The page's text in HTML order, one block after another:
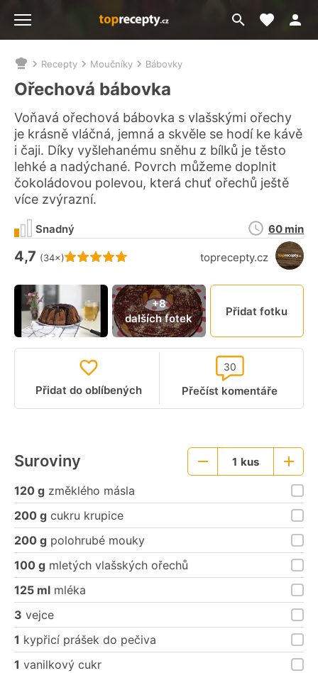
Přejít
na
Moje
Nacházíte
se
zde:
Recepty Moučníky Bábovky
Ořechová bábovka
Voňavá ořechová bábovka s vlašskými ořechy
je krásně vláčná, jemná a skvěle se hodí ke kávě
i čaji. Díky vyšlehanému sněhu z bílků je těsto
lehké a nadýchané. Povrch můžeme doplnit
čokoládovou polevou, která chuť ořechů ještě
více zvýrazní.
Hodnocení receptu je
4,7 (34×) toprecepty.cz
Snadný
Doba
přípravy
60 min
+8
dalších fotek
Přidat fotku
Přidat do oblíbených Přečíst komentáře
30
Suroviny 1 kus
Větší
porce
120 g změklého másla
200 g cukru krupice
200 g polohrubé mouky
100 g mletých vlašských ořechů
125 ml mléka
3 vejce
1 kypřicí prášek do pečiva
1 vanilkový cukr